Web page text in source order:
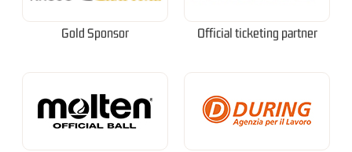
Gold Sponsor Official ticketing partner